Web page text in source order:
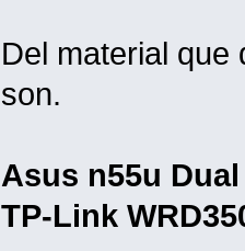
Del material que
son.
Asus n55u
TP-Link